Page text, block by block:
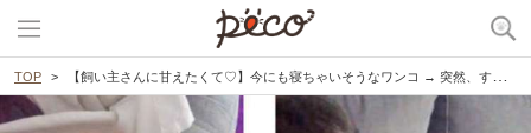
TOP 【飼い主さんに甘えたくて♡】今にも寝ちゃいそうなワンコ → 突然、すくっと起きあがり…(*´Д｀)